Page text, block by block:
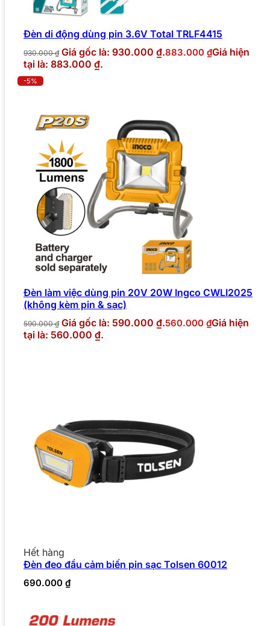
Đèn di động dùng pin 3.6V Total TRLF4415
930.000₫ Giá gốc là: 930.000 ₫.883.000 ₫Giá hiện
tại là: 883.000 ₫.
-5%
Đèn làm việc dùng pin 20V 20W Ingco CWLI2025
(không kèm pin & sạc)
590.000₫ Giá gốc là: 590.000 ₫.560.000 ₫Giá hiện
tại là: 560.000 ₫.
Hết hàng
Đèn đeo đầu cảm biến pin sạc Tolsen 60012
690.000 ₫